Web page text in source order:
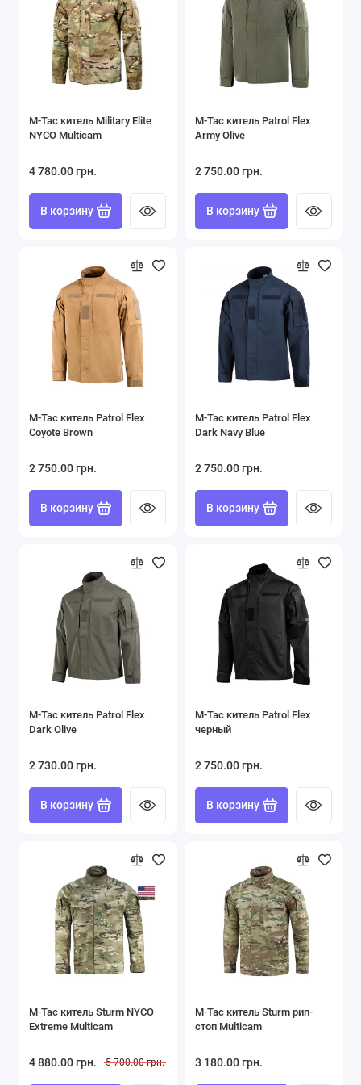
Форма ВСУ
Футболки Поло
Показать все
M-Tac китель Military Elite
NYCO Multicam
4 780.00 грн.
В корзину
M-Tac китель Patrol Flex
Army Olive
2 750.00 грн.
В корзину
M-Tac китель Patrol Flex
Coyote Brown
2 750.00 грн.
В корзину
M-Tac китель Patrol Flex
Dark Navy Blue
2 750.00 грн.
В корзину
M-Tac китель Patrol Flex
Dark Olive
2 730.00 грн.
В корзину
M-Tac китель Patrol Flex
черный
2 750.00 грн.
В корзину
M-Tac китель Sturm NYCO
Extreme Multicam
4 880.00 грн. 5 700.00 грн.
M-Tac китель Sturm рип-
стоп Multicam
3 180.00 грн.